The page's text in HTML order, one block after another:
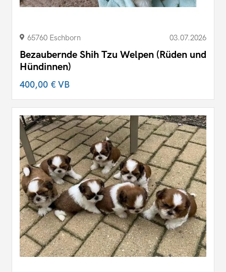
65760 Eschborn 03.07.2026
Bezaubernde Shih Tzu Welpen (Rüden und
Hündinnen)
400,00 €VB